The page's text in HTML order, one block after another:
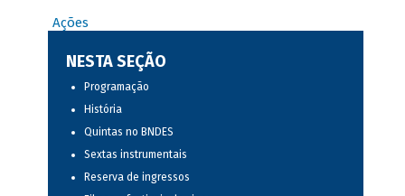
Ações
NESTA SEÇÃO
Programação
História
Quintas no BNDES
Sextas instrumentais
Reserva de ingressos